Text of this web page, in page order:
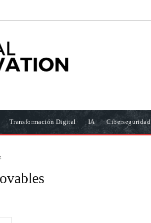
Transformación Digital IA Ciberseguridad